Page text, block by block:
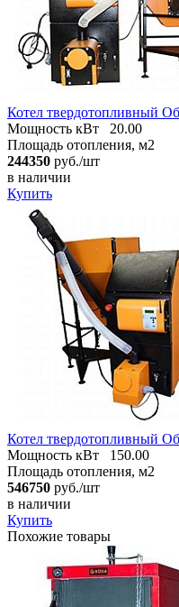
Котел твердотопливный
Мощность кВт
20.00
Площадь отопления, м2
244350 руб./шт
в наличии
Купить
Котел твердотопливный
Мощность кВт
150.00
Площадь отопления, м2
546750 руб./шт
в наличии
Купить
Похожие товары